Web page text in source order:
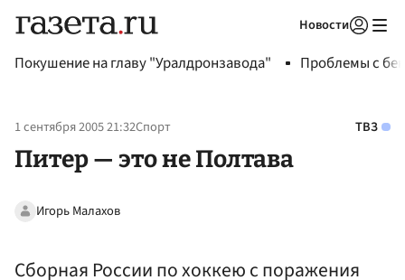
Новости
Покушение на главу "Уралдронзавода" Проблемы с
1 сентября 2005 21:32Спорт ТВЗ
Питер — это не Полтава
Игорь Малахов
Сборная России по хоккею с поражения